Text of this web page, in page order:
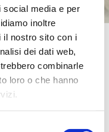
social media e per
inoltre
il nostro sito con i
dei dati web,
combinarle
loro o che hanno
cercando di